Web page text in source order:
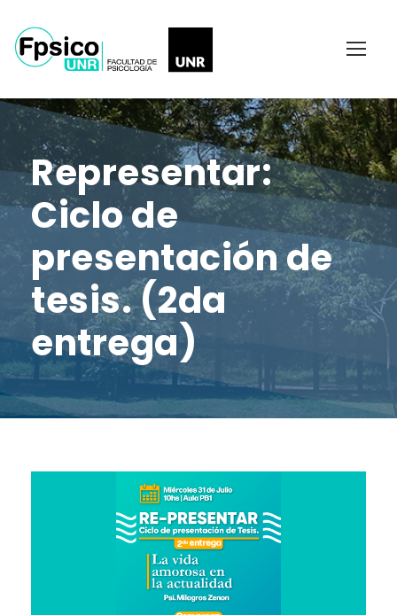
Representar:
Ciclo de
presentación de
tesis. (2da
entrega)